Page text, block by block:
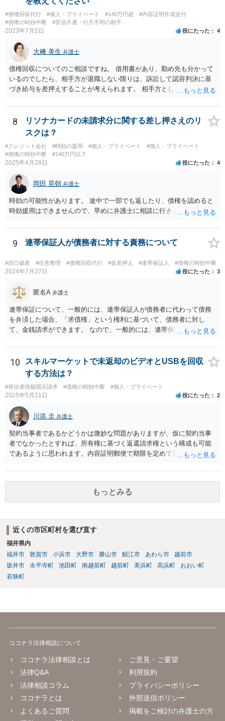
#債権回収代行 #個人・プライベート #140万円超
#内容証明作成送付
#債権の時効中断
#音信不通・行方不明の相手
2023年7月2日 役にたった 4
大﨑 美生 弁護士
債権回収についてのご相談ですね。 借用書があり、勤め先も分かって
いるのでしたら、相手方が退職しない限りは、訴訟して認容判決に基
づき給与を差押えすることが考えられます。 相手方としては上記のと
まとまる可能性もあると思います。 借用書などの記録をもって弁護士
にご相談されることをおすすめします。
8
リソナカードの未請求分に関する差し押さえのリ
スクは？
#クレジット会社 #時効の援用 #個人・プライベート
#個人・プライベート
#債権の時効中断
#140万円以下
2025年4月28日 役にたった 4
岡田 晃朝 弁護士
時効の可能性があります。 途中で一部でも返したり、債権を認めると
時効援用はできませんので、早めに弁護士に相談に行きましょう。
9 連帯保証人が債務者に対する責務について
#自己破産 #任意整理 #債権回収代行 #仮差押え #連帯保証人 #債権の時効中断
2024年7月27日 役にたった 3
匿名A 弁護士
連帯保証について、一般的には、連帯保証人が債務者に代わって債務
を弁済した場合、「求償権」という権利に基づいて、債務者に対し
て、金銭請求ができます。 なので、一般的には、連帯保証人が代わり
者が連帯債務者に支払わなければならない、ということになります。
ご質問の構成の違いを確認されたい意図は分かりかねますが、結論と
しては、一般的には「求償権」に基づいて上記のような処理になるか
と思います。
10
スキルマーケットで未返却のビデオとUSBを回収
する方法は？
#発信者情報開示請求 #債権の時効中断 #個人・プライベート
2025年5月21日 役にたった 2
川添 圭 弁護士
契約当事者であるかどうかは微妙な問題がありますが、仮に契約当事
者でなかったとすれば、所有権に基づく返還請求権という構成も可能
であるように思われます。内容証明郵便で期限を定めて返却を求める
といった手段を踏んだ上で、最終的には訴訟を検討すべきではないか
と思われます。ビデオテープが大切な（ある程度費用をかけてでも取
り返したい）ものであれば、弁護士へ相談・依頼することも考えられ
ます。
もっとみる
近くの市区町村を選び直す
福井県内
福井市
敦賀市 小浜市 大野市 勝山市 鯖江市 あわら市
越前市
坂井市
永平寺町 池田町 南越前町 越前町 美浜町 高浜町
おおい町
若狭町
ココナラ法律相談について
ココナラ法律相談とは
法律Q&A
法律相談コラム
ココナラとは
よくあるご質問
ご意見・ご要望
利用規約
プライバシーポリシー
外部送信ポリシー
掲載をご検討の弁護士の方